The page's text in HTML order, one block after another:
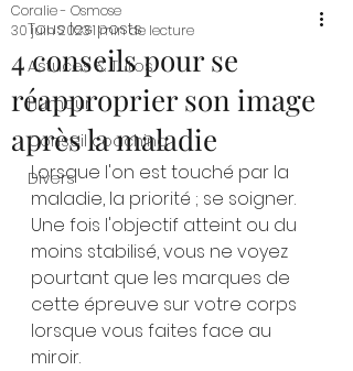
Tous les posts
Astuces & Tutos
Humour
Conseil coaching
Divers
4 conseils pour se
réapproprier son image
après la maladie
Coralie - Osmose
30 juin 20231 min de lecture
Lorsque l'on est touché par la
maladie, la priorité ; se soigner.
Une fois l'objectif atteint ou du
moins stabilisé, vous ne voyez
pourtant que les marques de
cette épreuve sur votre corps
lorsque vous faites face au
miroir.